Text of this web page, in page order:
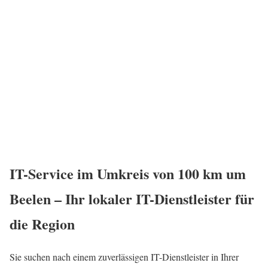
IT-Service im Umkreis von 100 km um
Beelen – Ihr lokaler IT-Dienstleister für
die Region
Sie suchen nach einem zuverlässigen IT-Dienstleister in Ihrer